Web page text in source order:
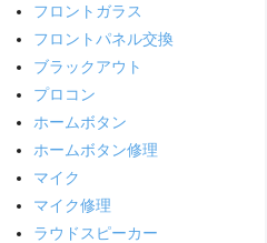
フロントガラス
フロントパネル交換
ブラックアウト
プロコン
ホームボタン
ホームボタン修理
マイク
マイク修理
ラウドスピーカー